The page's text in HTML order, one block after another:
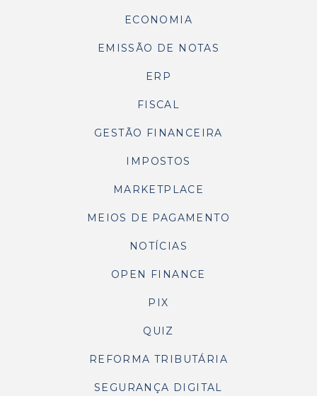
ECONOMIA
EMISSÃO DE NOTAS
ERP
FISCAL
GESTÃO FINANCEIRA
IMPOSTOS
MARKETPLACE
MEIOS DE PAGAMENTO
NOTÍCIAS
OPEN FINANCE
PIX
QUIZ
REFORMA TRIBUTÁRIA
SEGURANÇA DIGITAL